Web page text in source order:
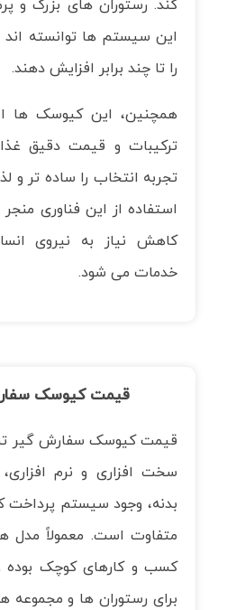
کند. رستوران های بزرگ و
این سیستم ها توانسته
را تا چند برابر افزایش دهند.
همچنین، این کیوسک ها
ترکیبات و قیمت دقیق
تجربه انتخاب را ساده تر
استفاده از این فناوری
کاهش نیاز به نیروی
خدمات می شود.
قیمت کیوسک
قیمت کیوسک سفارش گیر
سخت افزاری و نرم افزاری،
بدنه، وجود سیستم پرداخت
متفاوت است. معمولاً مدل
کسب و کارهای کوچک
برای رستوران ها و مجموعه